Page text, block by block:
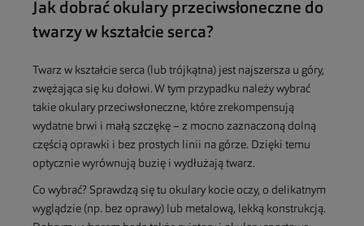
Jak dobrać okulary przeciwsłoneczne do
twarzy w kształcie serca?
Twarz w kształcie serca (lub trójkątna) jest najszersza u góry,
zwężająca się ku dołowi. W tym przypadku należy wybrać
takie okulary przeciwsłoneczne, które zrekompensują
wydatne brwi i małą szczękę – z mocno zaznaczoną dolną
częścią oprawki i bez prostych linii na górze. Dzięki temu
optycznie wyrównują buzię i wydłużają twarz.
Co wybrać? Sprawdzą się tu okulary kocie oczy, o delikatnym
wyglądzie (np. bez oprawy) lub metalową, lekką konstrukcją.